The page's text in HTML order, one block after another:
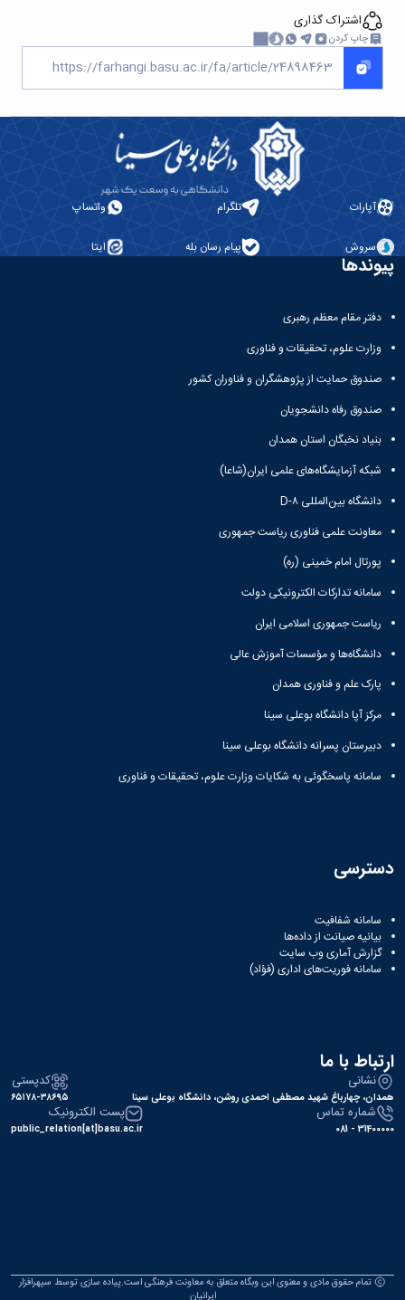
های
ثبت
افتخارات
کسب
شده
نشریه
نشریات
لیست
دانشگاهی
مشاهده
آرشیو
نشریات
شده
اجتماعی
اشتراک گذاری
چاپ کردن
آپارات تلگرام واتساپ
سروش پیام رسان بله ایتا
پیوندها
دفتر مقام معظم رهبری
وزارت علوم، تحقیقات و فناوری
صندوق حمایت از پژوهشگران و فناوران کشور
صندوق رفاه دانشجویان
بنیاد نخبگان استان همدان
شبکه آزمایشگاه‌های علمی ایران(شاعا)
دانشگاه بین‌المللی D-۸
معاونت علمی فناوری ریاست جمهوری
پورتال امام خمینی (ره)
سامانه تدارکات الکترونیکی دولت
ریاست جمهوری اسلامی ایران
دانشگاه‌ها و مؤسسات آموزش عالی
پارک علم و فناوری همدان
مرکز آپا دانشگاه بوعلی سینا
دبیرستان پسرانه دانشگاه بوعلی سینا
سامانه پاسخگوئی به شکایات وزارت علوم، تحقیقات و فناوری
دسترسی
سامانه شفافیت
بیانیه صیانت از داده‌ها
گزارش آماری وب‌ سایت
سامانه فوریت‌های اداری (فؤاد)
ارتباط با ما
نشانی
همدان، چهارباغ شهید مصطفی احمدی روشن، دانشگاه بوعلی سینا
کدپستی
۶۵۱۷۸-۳۸۶۹۵
شماره تماس
31400000 - 081
پست الکترونیک
public_relation[at]basu.ac.ir
تمام حقوق مادی و معنوی این وبگاه متعلق به معاونت فرهنگی است.پیاده سازی توسط سپهرافزار
ایرانیان